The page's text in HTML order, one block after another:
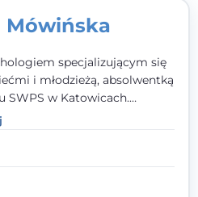
Mówińska
specjalizującym się
i młodzieżą, absolwentką
SWPS w Katowicach.
oraz terapię
potrzeby dziecka i jego
jest dla mnie
miejsca, w
czuje się zauważone i